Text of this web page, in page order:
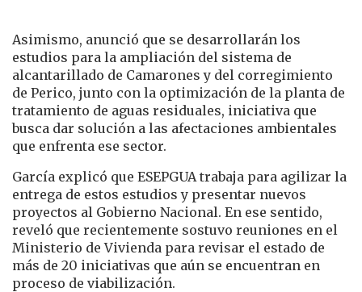
Asimismo, anunció que se desarrollarán los
estudios para la ampliación del sistema de
alcantarillado de Camarones y del corregimiento
de Perico, junto con la optimización de la planta de
tratamiento de aguas residuales, iniciativa que
busca dar solución a las afectaciones ambientales
que enfrenta ese sector.
García explicó que ESEPGUA trabaja para agilizar la
entrega de estos estudios y presentar nuevos
proyectos al Gobierno Nacional. En ese sentido,
reveló que recientemente sostuvo reuniones en el
Ministerio de Vivienda para revisar el estado de
más de 20 iniciativas que aún se encuentran en
proceso de viabilización.